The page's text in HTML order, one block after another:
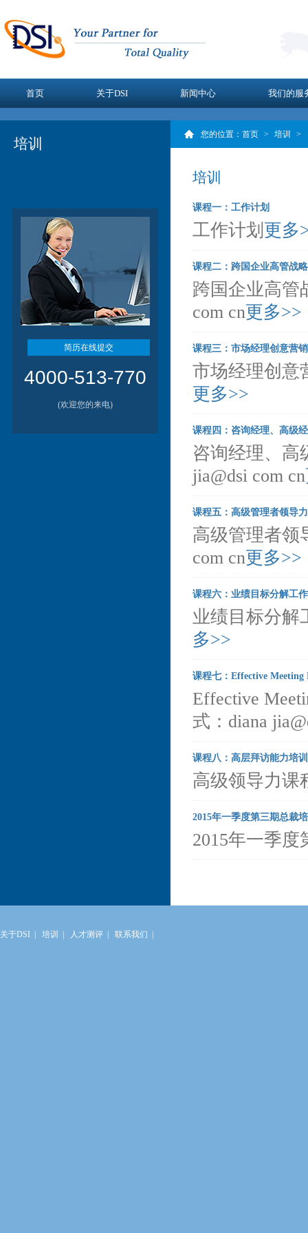
首页 关于DSI 新闻中心 我们的服
培训
简历在线提交
4000-513-770
(欢迎您的来电)
您的位置： 首页 > 培训 >
培训
课程一：工作计划
工作计划 更多
课程二：跨国企业高管战
跨国企业高管
com cn更多>>
课程三：市场经理创意营
市场经理创意
更多>>
课程四：咨询经理、高级
咨询经理、高
jia@dsi com cn
课程五：高级管理者领导
高级管理者领
com cn更多>>
课程六：业绩目标分解工
业绩目标分解
多>>
课程七：Effective
Effective
式：diana
课程八：高层拜访能力培训
高级领导力课
2015年一季度第三期总裁
2015年一季
关于DSI 培训 人才测评 联系我们